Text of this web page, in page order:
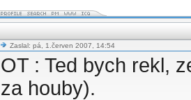
Zaslal: pá, 1.červen 2007, 14:54
OT : Ted bych rekl,
za houby).